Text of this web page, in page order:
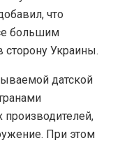
что
большим
сторону Украины.
датской
производителей,
При этом